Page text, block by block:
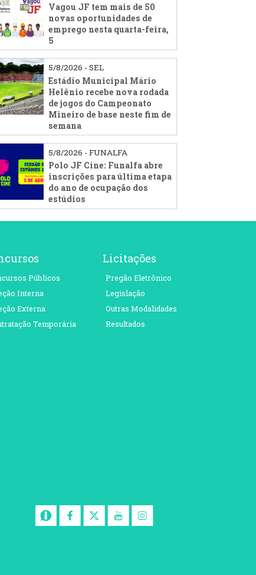
Vagou JF tem mais de 50
novas oportunidades de
emprego nesta quarta-feira,
5
5/8/2026 - SEL
Estádio Municipal Mário
Helênio recebe nova rodada
de jogos do Campeonato
Mineiro de base neste fim de
semana
5/8/2026 - FUNALFA
Polo JF Cine: Funalfa abre
inscrições para última etapa
do ano de ocupação dos
estúdios
Públicos
Interna
Externa
Temporária
Licitações
Pregão Eletrônico
Legislação
Outras Modalidades
Resultados